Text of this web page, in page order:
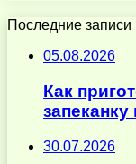
Последние записи
05.08.2026
Как
30.07.2026